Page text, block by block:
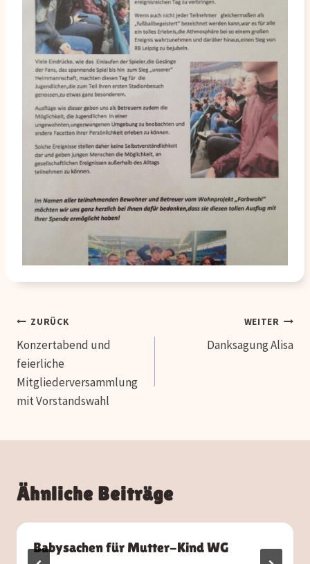
Beitragsnavigation
ZURÜCK
Konzertabend und
feierliche
Mitgliederversammlung
mit Vorstandswahl
WEITER
Danksagung Alisa
Ähnliche Beiträge
Babysachen für Mutter-Kind WG